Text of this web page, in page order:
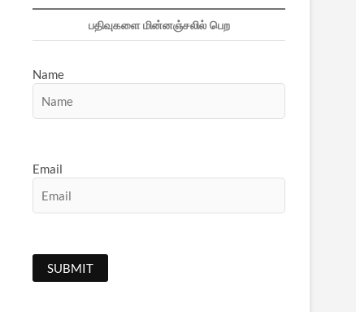
பதிவுகளை மின்னஞ்சலில் பெற
Name
Email